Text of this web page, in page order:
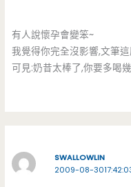
有人說懷孕會變笨~
我覺得你完全沒影響,文筆
可見:奶昔太棒了,你要多喝
SWALLOWLIN
2009-08-